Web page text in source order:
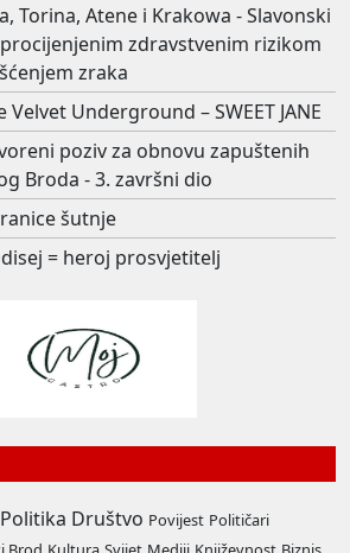
Torina, Atene i Krakowa - Slavonski
zdravstvenim rizikom
zraka
Underground – SWEET JANE
poziv za obnovu zapuštenih
Broda - 3. završni dio
šutnje
= heroj prosvjetitelj
Politika Društvo Povijest Političari